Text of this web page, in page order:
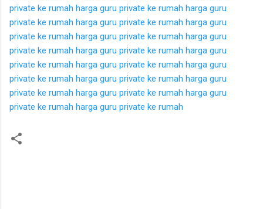
private ke rumah harga guru private ke rumah harga guru
private ke rumah harga guru private ke rumah harga guru
private ke rumah harga guru private ke rumah harga guru
private ke rumah harga guru private ke rumah harga guru
private ke rumah harga guru private ke rumah harga guru
private ke rumah harga guru private ke rumah harga guru
private ke rumah harga guru private ke rumah harga guru
private ke rumah harga guru private ke rumah